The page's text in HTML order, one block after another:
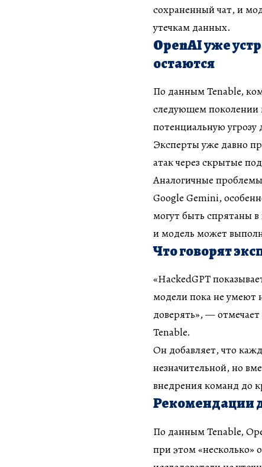
сохраненный чат, и
утечкам данных.
OpenAI уже
остаются
По данным Tenable,
следующем поколении
потенциальную угрозу
Эксперты уже давно
атак через скрытые
Аналогичные
Google Gemini,
могут быть спрятаны
и модель может
Что говорят
«HackedGPT
модели пока не умеют
доверять», —
Tenable.
Он добавляет, что
незначительной, но
внедрения команд до
Рекомендации
По данным Tenable,
при этом «несколько»